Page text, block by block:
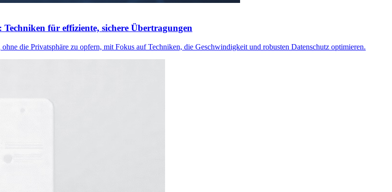
für effiziente, sichere Übertragungen
die Privatsphäre zu opfern, mit Fokus auf Techniken, die Geschwindigkeit und robusten Datenschutz optimieren.